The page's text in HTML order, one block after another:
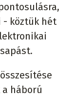
- köztük hét
háború